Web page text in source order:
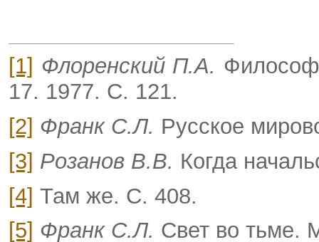
[1] Флоренский П.А.
17. 1977. С. 121.
[2] Франк С.Л. Русское
[3] Розанов В.В. Когда
[4] Там же. С. 408.
[5] Франк С.Л. Свет во тьме.